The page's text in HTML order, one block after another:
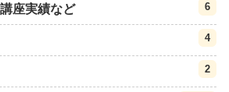
座実績など 6
4
2